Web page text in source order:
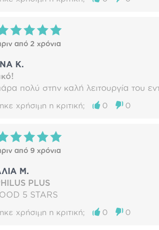
από 2 χρόνια
Κ.
πολύ στην καλή λειτουργία του
χρήσιμη η κριτική; 0 0
από 9 χρόνια
Μ.
PLUS
5 STARS
χρήσιμη η κριτική; 0 0